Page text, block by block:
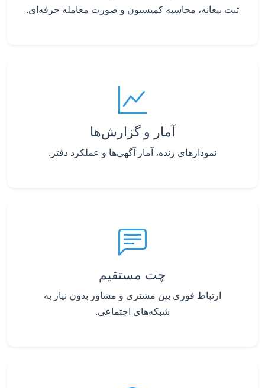
ثبت بیعانه، محاسبه کمیسیون و صورت معامله حرفه‌ای.
آمار و گزارش‌ها
نمودارهای زنده، آمار آگهی‌ها و عملکرد دفتر.
چت مستقیم
ارتباط فوری بین مشتری و مشاور بدون نیاز به
شبکه‌های اجتماعی.